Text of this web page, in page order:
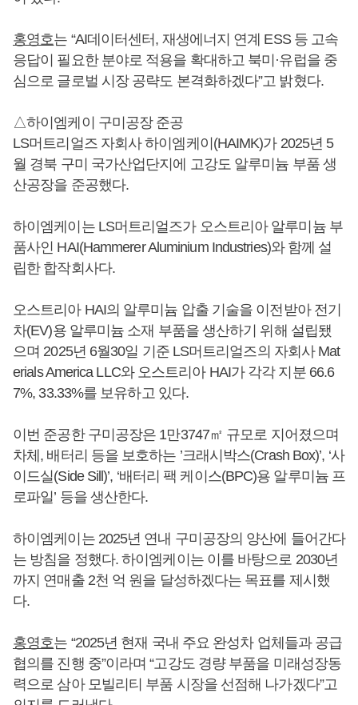
홍영호는 “AI데이터센터, 재생에너지 연계 ESS 등 고속
응답이 필요한 분야로 적용을 확대하고 북미·유럽을 중
심으로 글로벌 시장 공략도 본격화하겠다”고 밝혔다.
△하이엠케이 구미공장 준공
LS머트리얼즈 자회사 하이엠케이(HAIMK)가 2025년 5
월 경북 구미 국가산업단지에 고강도 알루미늄 부품 생
산공장을 준공했다.
하이엠케이는 LS머트리얼즈가 오스트리아 알루미늄 부
품사인 HAI(Hammerer Aluminium Industries)와 함께 설
립한 합작회사다.
오스트리아 HAI의 알루미늄 압출 기술을 이전받아 전기
차(EV)용 알루미늄 소재 부품을 생산하기 위해 설립됐
으며 2025년 6월30일 기준 LS머트리얼즈의 자회사 Mat
erials America LLC와 오스트리아 HAI가 각각 지분 66.6
7%, 33.33%를 보유하고 있다.
이번 준공한 구미공장은 1만3747㎡ 규모로 지어졌으며
차체, 배터리 등을 보호하는 ’크래시박스(Crash Box)’, ‘사
이드실(Side Sill)’, ‘배터리 팩 케이스(BPC)용 알루미늄 프
로파일’ 등을 생산한다.
하이엠케이는 2025년 연내 구미공장의 양산에 들어간다
는 방침을 정했다. 하이엠케이는 이를 바탕으로 2030년
까지 연매출 2천 억 원을 달성하겠다는 목표를 제시했
다.
홍영호는 “2025년 현재 국내 주요 완성차 업체들과 공급
협의를 진행 중”이라며 “고강도 경량 부품을 미래성장동
력으로 삼아 모빌리티 부품 시장을 선점해 나가겠다”고